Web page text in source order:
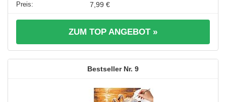
7,99 €
ZUM TOP ANGEBOT »
9